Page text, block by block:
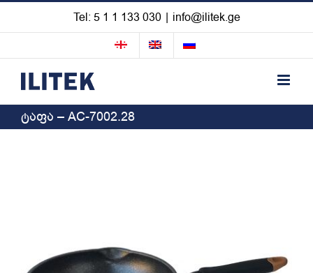
Skip
content
Tel: 5 1 1 133 030 | info@ilitek.ge
ტაფა – AC-7002.28